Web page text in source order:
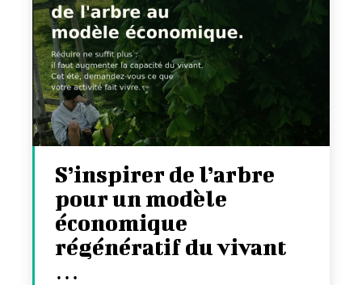
S’inspirer de l’arbre
pour un modèle
économique
régénératif du vivant
…